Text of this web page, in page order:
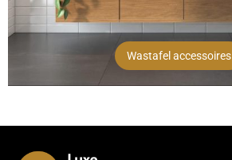
Wastafel accessoires